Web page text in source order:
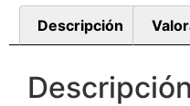
Descripción
Descripción